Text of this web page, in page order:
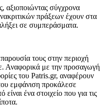
αξιοποιώντας σύγχρονα
πράξεων έχουν στα
σε συμπεράσματα.
τους στην περιοχή
Αναφορικά με την προσαγωγή
του Patris.gr, αναφέρουν
εμφάνιση προκάλεσε
ένα στοιχείο που για τις